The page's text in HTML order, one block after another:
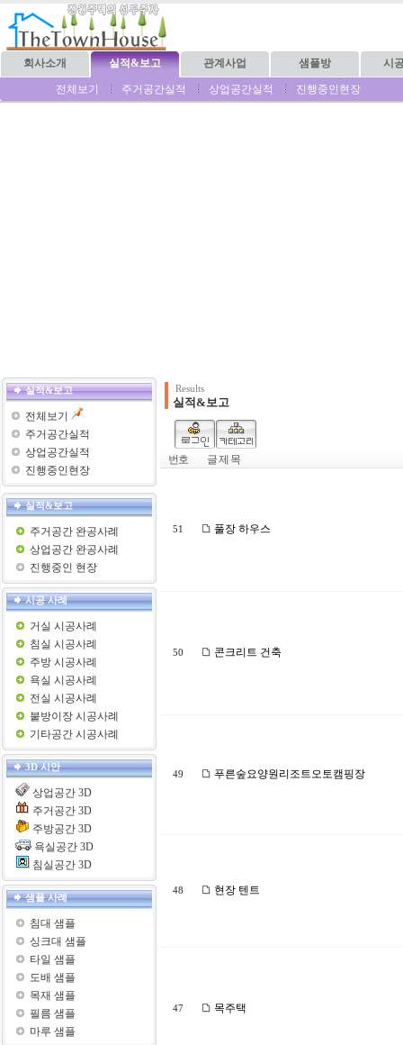
회사소개 실적&보고 관계사업 샘플방 시
전체보기 주거공간실적 상업공간실적 진행중인현장
실적&보고
전체보기
주거공간실적
상업공간실적
진행중인현장
실적&보고
주거공간 완공사례
상업공간 완공사례
진행중인 현장
시공 사례
거실 시공사례
침실 시공사례
주방 시공사례
욕실 시공사례
전실 시공사례
붙방이장 시공사례
기타공간 시공사례
3D 시안
상업공간 3D
주거공간 3D
주방공간 3D
욕실공간 3D
침실공간 3D
샘플 사례
침대 샘플
싱크대 샘플
타일 샘플
도배 샘플
목재 샘플
필름 샘플
마루 샘플
Results
실적&보고
번호 글 제 목
51 풀장 하우스
50 콘크리트 건축
49 푸른숲요양원리조트오토캠핑장
48 현장 텐트
47 목주택